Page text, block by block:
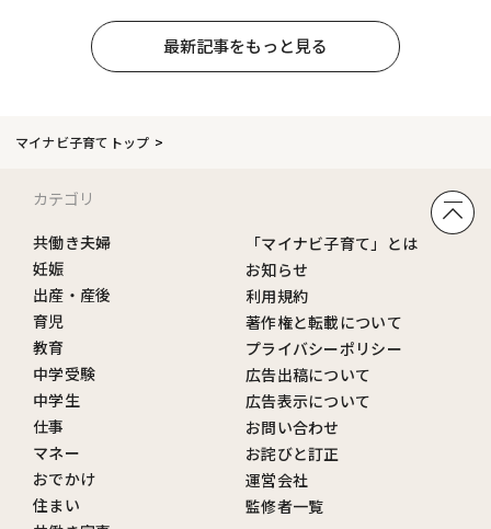
最新記事をもっと見る
マイナビ子育てトップ
カテゴリ
共働き夫婦
妊娠
出産・産後
育児
教育
中学受験
中学生
仕事
マネー
おでかけ
住まい
「マイナビ子育て」とは
お知らせ
利用規約
著作権と転載について
プライバシーポリシー
広告出稿について
広告表示について
お問い合わせ
お詫びと訂正
運営会社
監修者一覧